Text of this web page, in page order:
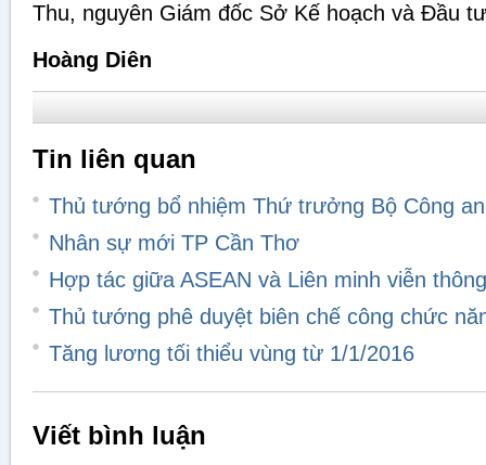
Thu, nguyên Giám đốc Sở Kế hoạch và Đầu
Hoàng Diên
Tin liên quan
Thủ tướng bổ nhiệm Thứ trưởng Bộ Công an
Nhân sự mới TP Cần Thơ
Hợp tác giữa ASEAN và Liên minh viễn
Thủ tướng phê duyệt biên chế công chức
Tăng lương tối thiểu vùng từ 1/1/2016
Viết bình luận